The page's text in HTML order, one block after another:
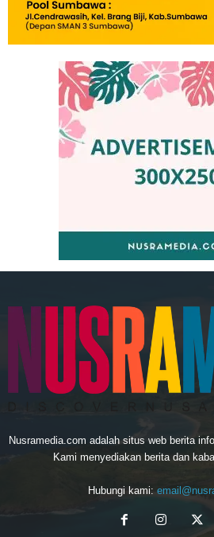
Nusramedia.com adalah situs web berita
Kami menyediakan berita dan
Hubungi kami: